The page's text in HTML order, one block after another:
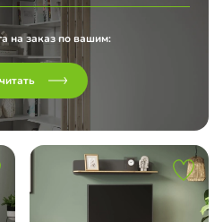
на заказ по вашим: